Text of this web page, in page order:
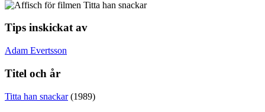
Tips inskickat av
Adam Evertsson
Titel och år
Titta han snackar(1989)